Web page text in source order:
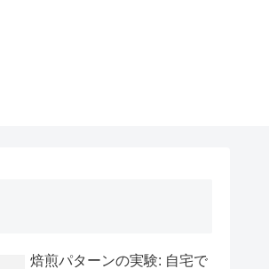
焙煎パターンの実験: 自宅で